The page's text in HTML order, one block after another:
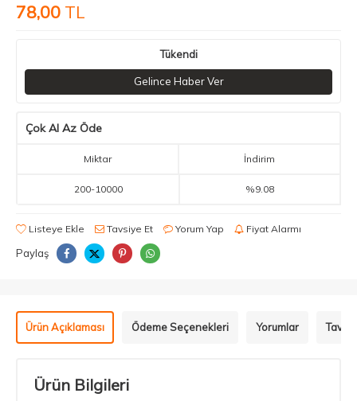
78,00 TL
Tükendi
Gelince Haber Ver
Çok Al Az Öde
Miktar İndirim
200-10000 %9.08
Listeye Ekle Tavsiye Et Yorum Yap Fiyat Alarmı
Paylaş
Ürün Açıklaması Ödeme Seçenekleri Yorumlar
Ürün Bilgileri